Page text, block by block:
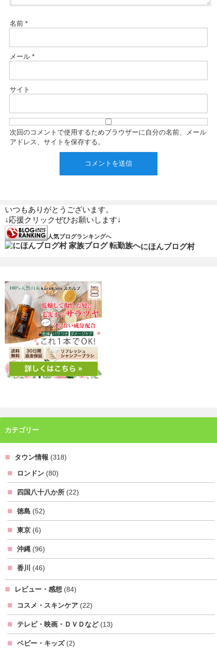
名前 *
メール *
サイト
次回のコメントで使用するためブラウザーに自分の名前、メール
アドレス、サイトを保存する。
いつもありがとうございます。
↓応援クリックぜひお願いします↓
人気ブログランキングへ
にほんブログ村
カテゴリー
タウン情報 (318)
ロンドン (80)
四国八十八か所 (22)
徳島 (52)
東京 (6)
沖縄 (96)
香川 (46)
レビュー・感想 (84)
コスメ・スキンケア (22)
テレビ・映画・ＤＶＤなど(13)
ベビー・キッズ(2)